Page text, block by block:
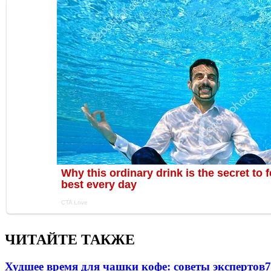
ЧИТАЙТЕ ТАКЖЕ
Худшее время для чашки кофе: советы экспертов